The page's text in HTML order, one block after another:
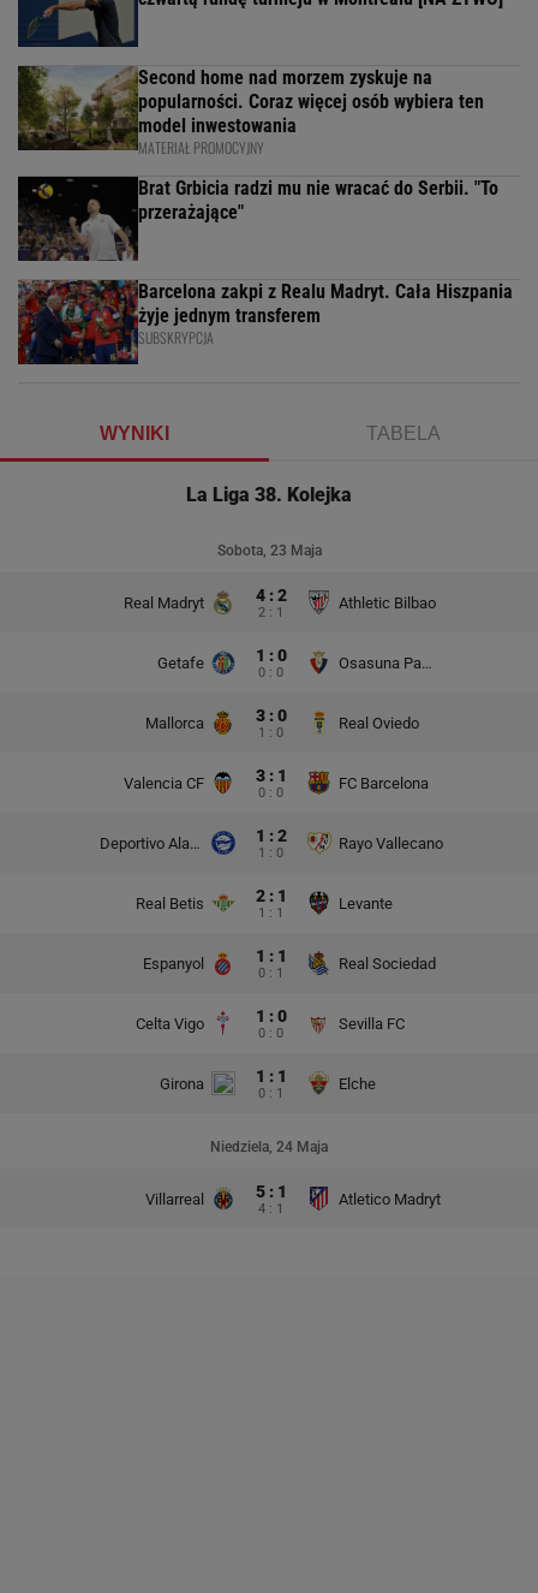
Second home nad morzem zyskuje na
popularności. Coraz więcej osób wybiera ten
model inwestowania
MATERIAŁ PROMOCYJNY
Brat Grbicia radzi mu nie wracać do Serbii. "To
przerażające"
Barcelona zakpi z Realu Madryt. Cała Hiszpania
żyje jednym transferem
SUBSKRYPCJA
WYNIKI TABELA
La Liga 38. Kolejka
Sobota, 23 Maja
Real Madryt 4 : 2
2 : 1
Athletic Bilbao
Getafe 1 : 0
0 : 0
Osasuna Pampeluna
Mallorca 3 : 0
1 : 0
Real Oviedo
Valencia CF 3 : 1
0 : 0
FC Barcelona
Deportivo Alaves 1 : 2
1 : 0
Rayo Vallecano
Real Betis 2 : 1
1 : 1
Levante
Espanyol 1 : 1
0 : 1
Real Sociedad
Celta Vigo 1 : 0
0 : 0
Sevilla FC
Girona 1 : 1
0 : 1
Elche
Niedziela, 24 Maja
Villarreal 5 : 1
4 : 1
Atletico Madryt